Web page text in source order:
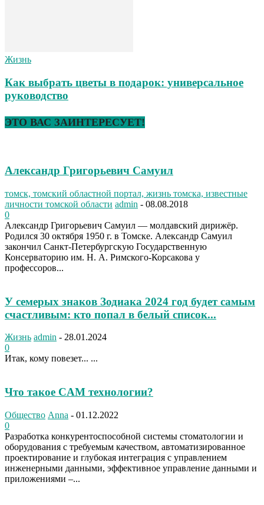
Жизнь
Как выбрать цветы в подарок: универсальное
руководство
ЭТО ВАС ЗАИНТЕРЕСУЕТ!
Александр Григорьевич Самуил
томск, томский областной портал, жизнь томска, известные
личности томской области admin - 08.08.2018
0
Александр Григорьевич Самуил — молдавский дирижёр.
Родился 30 октября 1950 г. в Томске. Александр Самуил
закончил Санкт-Петербургскую Государственную
Консерваторию им. Н. А. Римского-Корсакова у
профессоров...
У семерых знаков Зодиака 2024 год будет самым
счастливым: кто попал в белый список...
Жизнь admin - 28.01.2024
0
Итак, кому повезет... ...
Что такое CAM технологии?
Общество Anna - 01.12.2022
0
Разработка конкурентоспособной системы стоматологии и
оборудования с требуемым качеством, автоматизированное
проектирование и глубокая интеграция с управлением
инженерными данными, эффективное управление данными и
приложениями –...